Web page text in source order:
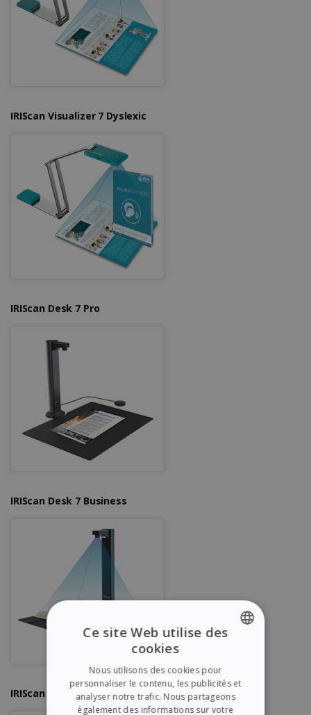
IRIScan Visualizer 7 Dyslexic
IRIScan Desk 7 Pro
IRIScan Desk 7 Business
IRIScan Desk 6 Pro
FRENCH
SPANISH
Ce site Web utilise des
cookies
Nous utilisons des cookies pour
personnaliser le contenu, les publicités et
analyser notre trafic. Nous partageons
également des informations sur votre